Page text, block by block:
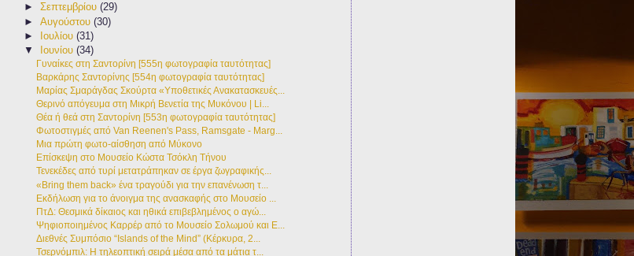
►Σεπτεμβρίου(29)
►Αυγούστου(30)
►
Ιουλίου(31)
▼
Ιουνίου(34)
Γυναίκες στη Σαντορίνη [555η φωτογραφία ταυτότητας]
Βαρκάρης Σαντορίνης [554η φωτογραφία ταυτότητας]
Μαρίας Σμαράγδας Σκούρτα «Υποθετικές Ανακατασκευές...
Θερινό απόγευμα στη Μικρή Βενετία της Μυκόνου | Li...
Θέα ή θεά στη Σαντορίνη [553η φωτογραφία ταυτότητας]
Φωτοστιγμές από Van Reenen's Pass, Ramsgate - Marg...
Μια πρώτη φωτο-αίσθηση από Μύκονο
Επίσκεψη στο Μουσείο Κώστα Τσόκλη Τήνου
Τενεκέδες από τυρί μετατράπηκαν σε έργα ζωγραφικής...
«Bring them back» ένα τραγούδι για την επανένωση τ...
Εκδήλωση για το άνοιγμα της ανασκαφής στο Μουσείο ...
ΠτΔ: Θεσμικά δίκαιος και ηθικά επιβεβλημένος ο αγώ...
Ψηφιοποιημένος Καρρέρ από το Μουσείο Σολωμού και Ε...
Διεθνές Συμπόσιο “Islands of the Mind” (Κέρκυρα, 2...
Τσερνόμπιλ: Η τηλεοπτική σειρά μέσα από τα μάτια τ...